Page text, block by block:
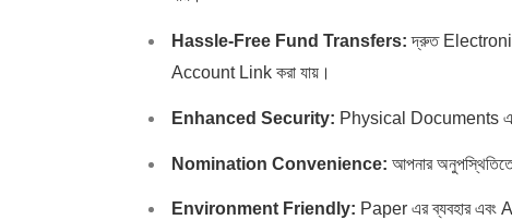
Hassle-Free Fund Transfers: দ্রুত
Account Link করা যায়।
Enhanced Security: Physical Documents এর
Nomination Convenience: আপনার
Environment Friendly: Paper এর ব্যবহার